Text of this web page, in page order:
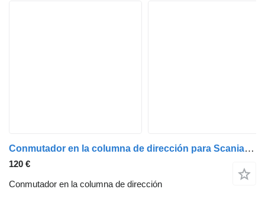
Conmutador en la columna de dirección para Scania Serie 4 (P/R 164 L)(2001->) camión
120 €
Conmutador en la columna de dirección